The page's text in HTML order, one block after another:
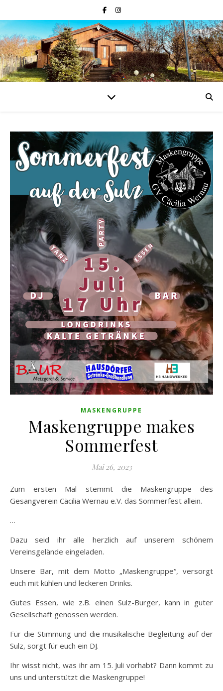
MASKENGRUPPE
Maskengruppe makes
Sommerfest
Mai 26, 2023
Zum ersten Mal stemmt die Maskengruppe des
Gesangverein Cäcilia Wernau e.V. das Sommerfest allein.
…
Dazu seid ihr alle herzlich auf unserem schönem
Vereinsgelände eingeladen.
Unsere Bar, mit dem Motto „Maskengruppe“, versorgt
euch mit kühlen und leckeren Drinks.
Gutes Essen, wie z.B. einen Sulz-Burger, kann in guter
Gesellschaft genossen werden.
Für die Stimmung und die musikalische Begleitung auf der
Sulz, sorgt für euch ein DJ.
Ihr wisst nicht, was ihr am 15. Juli vorhabt? Dann kommt zu
uns und unterstützt die Maskengruppe!